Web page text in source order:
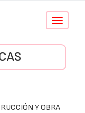
Conmutar
Y OBRA